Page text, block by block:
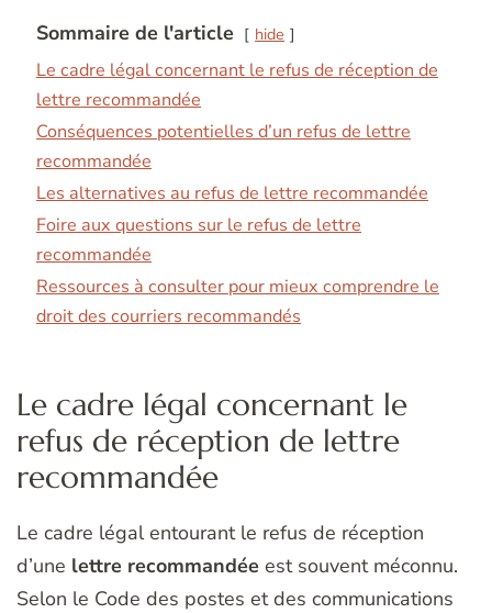
Sommaire de l'article hide
Le cadre légal concernant le refus de réception de
lettre recommandée
Conséquences potentielles d’un refus de lettre
recommandée
Les alternatives au refus de lettre recommandée
Foire aux questions sur le refus de lettre
recommandée
Ressources à consulter pour mieux comprendre le
droit des courriers recommandés
Le cadre légal concernant le
refus de réception de lettre
recommandée
Le cadre légal entourant le refus de réception
d’une lettre recommandée est souvent méconnu.
Selon le Code des postes et des communications